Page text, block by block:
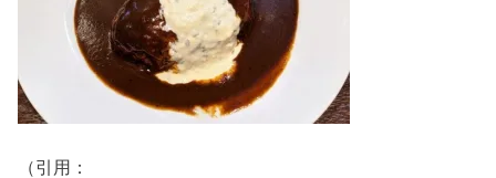
（引用：